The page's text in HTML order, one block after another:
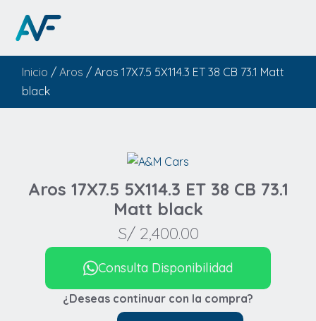
Inicio /Aros / Aros 17X7.5 5X114.3 ET 38 CB 73.1 Matt
black
Aros 17X7.5 5X114.3 ET 38 CB 73.1
Matt black
S/2,400.00
¿Deseas continuar con la compra?
Consulta Disponibilidad